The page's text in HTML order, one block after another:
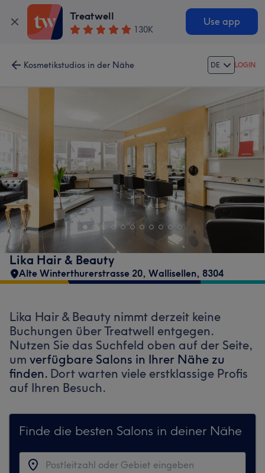
Treatwell
130K
Use app
Kosmetikstudios in der Nähe DE LOGIN
Lika Hair & Beauty
Alte Winterthurerstrasse 20, Wallisellen, 8304
Lika Hair & Beauty nimmt derzeit keine
Buchungen über Treatwell entgegen.
Nutzen Sie das Suchfeld oben auf der Seite,
um verfügbare Salons in Ihrer Nähe zu
finden. Dort warten viele erstklassige Profis
auf Ihren Besuch.
Finde die besten Salons in deiner Nähe